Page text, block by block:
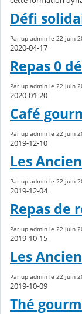
Défi
Par up admin le 22 juin
2020-04-17
Repas 0
Par up admin le 22 juin
2020-01-20
Café
Par up admin le 22 juin
2019-12-10
Les
Par up admin le 22 juin
2019-12-04
Repas de
Par up admin le 22 juin
2019-10-15
Les
Par up admin le 22 juin
2019-10-09
Thé